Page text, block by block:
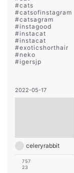
#cats
#catsofinstagram
#catsagram
#instagood
#instacat
#instacat
#exoticshorthair
#neko
#igersjp
2022-05-17
celeryrabbit
757
23